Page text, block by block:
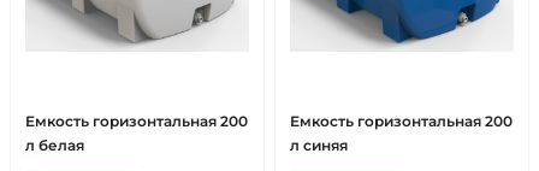
Емкость горизонтальная 200
л белая
Емкость горизонтальная 200
л синяя